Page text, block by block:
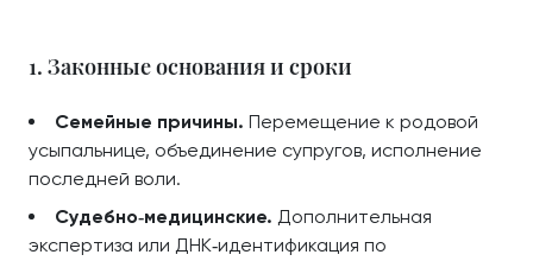
1. Законные основания и сроки
Семейные причины. Перемещение к родовой
усыпальнице, объединение супругов, исполнение
последней воли.
Судебно‑медицинские. Дополнительная
экспертиза или ДНК‑идентификация по